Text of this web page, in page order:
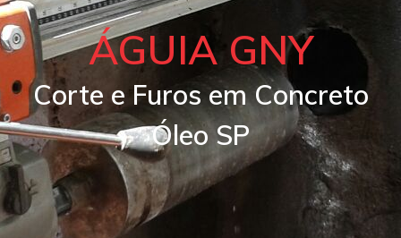
ÁGUIA GNY
Corte e Furos em Concreto
Óleo SP